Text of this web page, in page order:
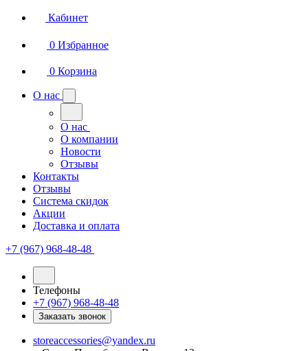
Кабинет
0 Избранное
0 Корзина
О нас
О нас
О компании
Новости
Отзывы
Контакты
Отзывы
Система скидок
Акции
Доставка и оплата
+7 (967) 968-48-48
Телефоны
+7 (967) 968-48-48
Заказать звонок
storeaccessories@yandex.ru